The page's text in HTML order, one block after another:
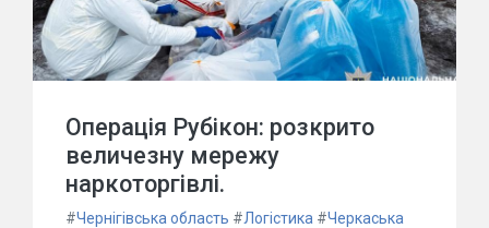
Операція Рубікон: розкрито
величезну мережу
наркоторгівлі.
#Чернігівська область #Логістика #Черкаська